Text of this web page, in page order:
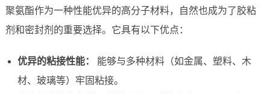
聚氨酯作为一种性能优异的高分子材料，自然也成为了胶粘
剂和密封剂的重要选择。它具有以下优点：
优异的粘接性能：
能够与多种材料（如金属、塑料、木
材、玻璃等）牢固粘接。